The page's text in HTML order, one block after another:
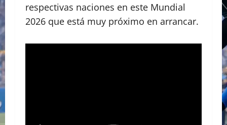
respectivas naciones en este Mundial
2026 que está muy próximo en arrancar.